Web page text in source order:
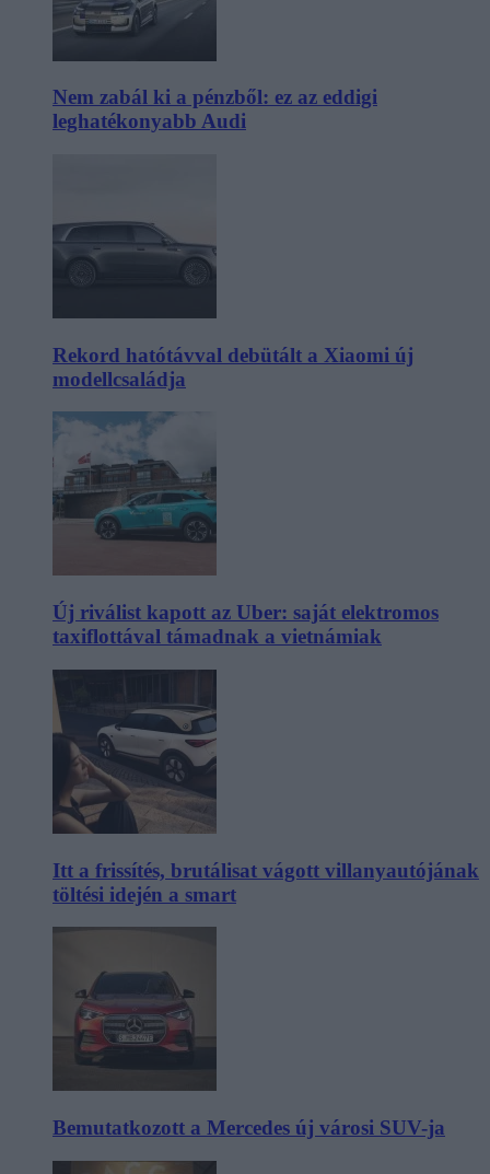
Nem zabál ki a pénzből: ez az eddigi
leghatékonyabb Audi
Rekord hatótávval debütált a Xiaomi új
modellcsaládja
Új riválist kapott az Uber: saját elektromos
taxiflottával támadnak a vietnámiak
Itt a frissítés, brutálisat vágott villanyautójának
töltési idején a smart
Bemutatkozott a Mercedes új városi SUV-ja